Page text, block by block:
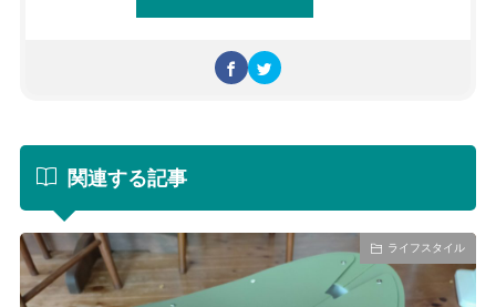
関連する記事
ライフスタイル